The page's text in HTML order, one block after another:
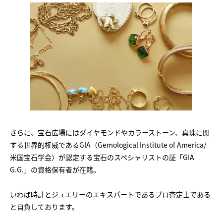
さらに、宝石広場にはダイヤモンドやカラーストーン、真珠に関
する世界的権威であるGIA（Gemological Institute of America/
米国宝石学会）が認定する宝石のスペシャリストの証「GIA
G.G.」の資格保有者が在籍。
いわば時計とジュエリーのエキスパートであるプロ査定士である
と自負しております。